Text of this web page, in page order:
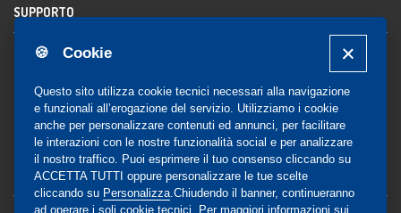
🍪 Cookie
Questo sito utilizza cookie tecnici necessari alla navigazione
e funzionali all’erogazione del servizio. Utilizziamo i cookie
anche per personalizzare contenuti ed annunci, per facilitare
le interazioni con le nostre funzionalità social e per analizzare
il nostro traffico. Puoi esprimere il tuo consenso cliccando su
ACCETTA TUTTI oppure personalizzare le tue scelte
cliccando su Personalizza .Chiudendo il banner, continueranno
ad operare i soli cookie tecnici. Per maggiori informazioni sui
SUPPORTO
Registrazione al sito
Notifica
COMMUNITY